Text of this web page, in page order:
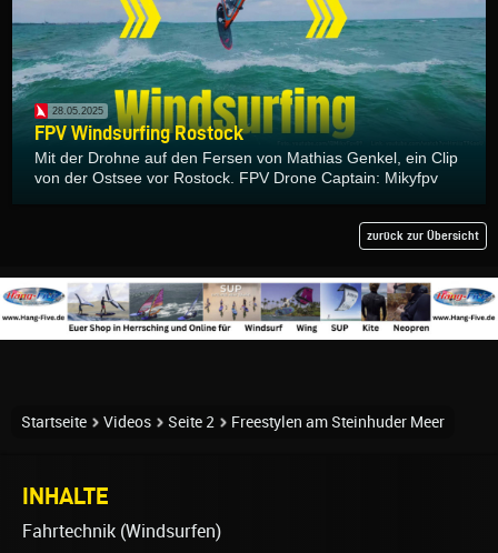
28.05.2025
FPV Windsurfing Rostock
Mit der Drohne auf den Fersen von Mathias Genkel, ein Clip
von der Ostsee vor Rostock. FPV Drone Captain: Mikyfpv
zurück zur Übersicht
Startseite Videos Seite 2 Freestylen am Steinhuder Meer
INHALTE
Fahrtechnik (Windsurfen)